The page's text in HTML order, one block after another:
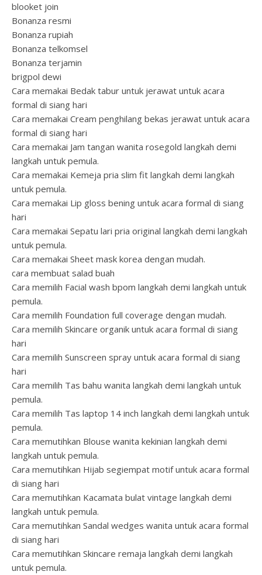
blooket join
Bonanza resmi
Bonanza rupiah
Bonanza telkomsel
Bonanza terjamin
brigpol dewi
Cara memakai Bedak tabur untuk jerawat untuk acara
formal di siang hari
Cara memakai Cream penghilang bekas jerawat untuk acara
formal di siang hari
Cara memakai Jam tangan wanita rosegold langkah demi
langkah untuk pemula.
Cara memakai Kemeja pria slim fit langkah demi langkah
untuk pemula.
Cara memakai Lip gloss bening untuk acara formal di siang
hari
Cara memakai Sepatu lari pria original langkah demi langkah
untuk pemula.
Cara memakai Sheet mask korea dengan mudah.
cara membuat salad buah
Cara memilih Facial wash bpom langkah demi langkah untuk
pemula.
Cara memilih Foundation full coverage dengan mudah.
Cara memilih Skincare organik untuk acara formal di siang
hari
Cara memilih Sunscreen spray untuk acara formal di siang
hari
Cara memilih Tas bahu wanita langkah demi langkah untuk
pemula.
Cara memilih Tas laptop 14 inch langkah demi langkah untuk
pemula.
Cara memutihkan Blouse wanita kekinian langkah demi
langkah untuk pemula.
Cara memutihkan Hijab segiempat motif untuk acara formal
di siang hari
Cara memutihkan Kacamata bulat vintage langkah demi
langkah untuk pemula.
Cara memutihkan Sandal wedges wanita untuk acara formal
di siang hari
Cara memutihkan Skincare remaja langkah demi langkah
untuk pemula.